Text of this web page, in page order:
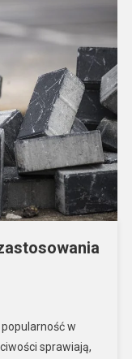
w
sprawiają,